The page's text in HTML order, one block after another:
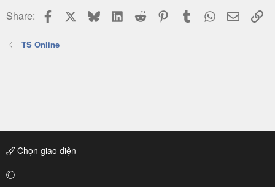
Share: Facebook BlueskyLinkedIn
Reddit PinterestTumblr WhatsApp
Email
TS Online
Chọn giao diện